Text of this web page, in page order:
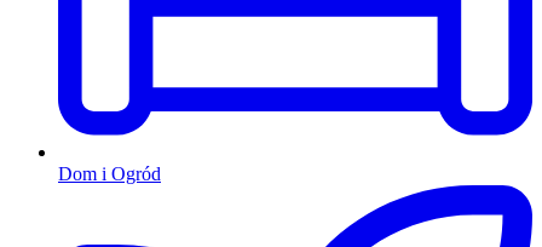
Dom i Ogród